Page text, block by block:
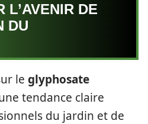
L’AVENIR DE
DU
le glyphosate
tendance claire
du jardin et de